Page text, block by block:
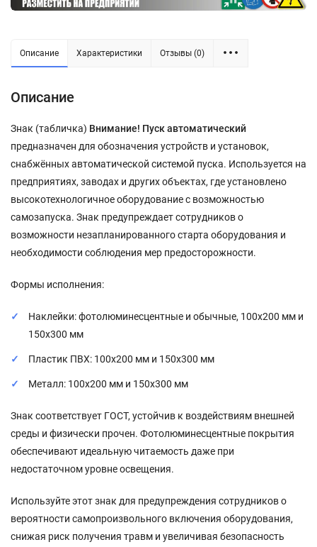
Описание Характеристики Отзывы (0)
Описание
Знак (табличка) Внимание! Пуск автоматический
предназначен для обозначения устройств и установок,
снабжённых автоматической системой пуска. Используется на
предприятиях, заводах и других объектах, где установлено
высокотехнологичное оборудование с возможностью
самозапуска. Знак предупреждает сотрудников о
возможности незапланированного старта оборудования и
необходимости соблюдения мер предосторожности.
Формы исполнения:
Наклейки: фотолюминесцентные и обычные, 100x200 мм и
150x300 мм
Пластик ПВХ: 100x200 мм и 150x300 мм
Металл: 100x200 мм и 150x300 мм
Знак соответствует ГОСТ, устойчив к воздействиям внешней
среды и физически прочен. Фотолюминесцентные покрытия
обеспечивают идеальную читаемость даже при
недостаточном уровне освещения.
Используйте этот знак для предупреждения сотрудников о
вероятности самопроизвольного включения оборудования,
снижая риск получения травм и увеличивая безопасность